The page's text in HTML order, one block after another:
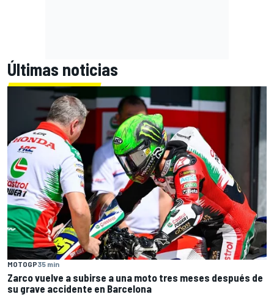
Últimas noticias
MOTOGP35 min
Zarco vuelve a subirse a una moto tres meses después de
su grave accidente en Barcelona